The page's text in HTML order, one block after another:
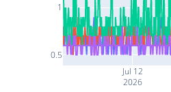
Jul 12
2026
0.5
1